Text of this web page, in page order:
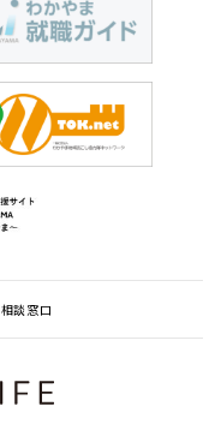
相談窓口